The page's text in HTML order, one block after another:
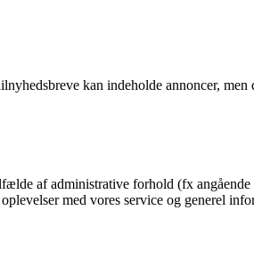
kan indeholde annoncer,
af administrative forhold (fx
med vores service og generel